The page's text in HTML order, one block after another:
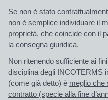
Se non è stato
non è semplice individuare il
proprietà, che coincide con il
la consegna giuridica.
Non ritenendo sufficiente ai
disciplina degli INCOTERMS
(come già detto) è meglio che
contratto (specie alla fine